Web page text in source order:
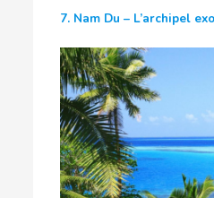
7. Nam Du – L’archipel